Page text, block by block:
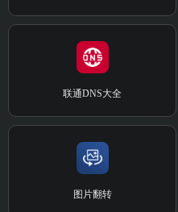
联通DNS大全
图片翻转